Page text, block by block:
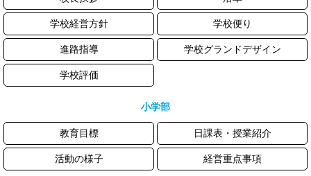
学校経営方針 学校便り
進路指導 学校グランドデザイン
学校評価
小学部
教育目標 日課表・授業紹介
活動の様子 経営重点事項